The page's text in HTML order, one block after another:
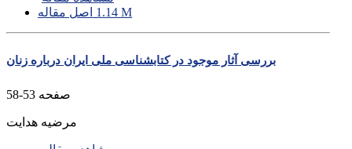
1.14 M
بررسی آثار موجود در کتابشناسی ملی ایران درباره زنان
صفحه 53-58
مرضیه هدایت